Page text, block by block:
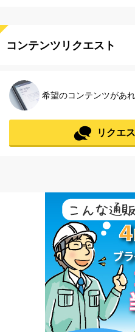
コンテンツリクエスト
希望のコンテンツがあ
リクエ